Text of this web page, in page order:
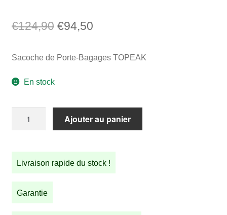
€124,90 Le
initial
€94,50Le
actuel
Sacoche de Porte-Bagages TOPEAK
En stock
de
Porte-
TOPEAK
pour
Ajouter au panier
Livraison rapide du stock !
Garantie